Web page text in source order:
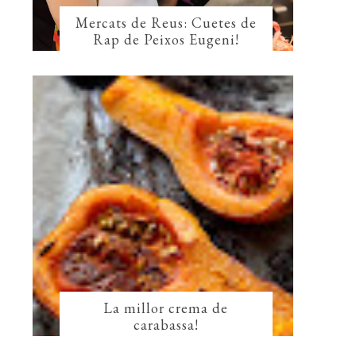
Mercats de Reus: Cuetes de
Rap de Peixos Eugeni!
La millor crema de
carabassa!